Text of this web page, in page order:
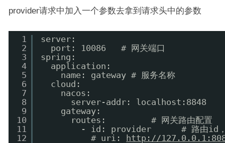
provider请求中加入一个参数去拿到请求头中的参数
1
2
3
4
5
6
7
8
9
10
11
12
server:
port: 10086   # 网关端口
spring:
application:
name: gateway # 服务名称
cloud:
nacos:
server-addr: localhost:8848
gateway:
routes:         # 网关路由配置
- id: provider      # 路由id，
# uri:
http://